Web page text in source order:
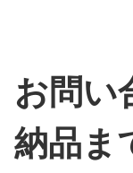
お問い
納品ま